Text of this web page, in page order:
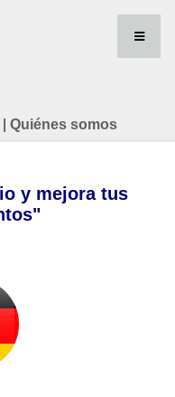
Quiénes somos
y mejora tus